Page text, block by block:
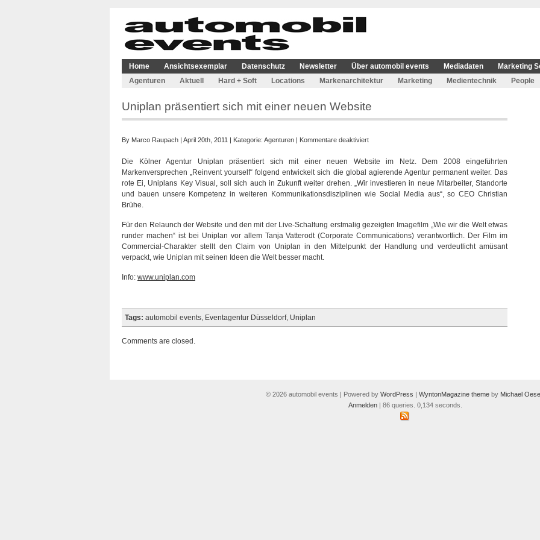
Home Ansichtsexemplar Datenschutz Newsletter Über automobil events Mediadaten
Marketing
Agenturen
Aktuell Hard + Soft Locations Markenarchitektur Marketing Medientechnik People
Uniplan präsentiert sich mit einer neuen Website
By Marco Raupach | April 20th, 2011 | Kategorie: Agenturen | Kommentare deaktiviertfür
präsentiert
sich
mit
einer
Die Kölner Agentur Uniplan präsentiert sich mit einer neuen Website im Netz. Dem 2008 eingeführten
Markenversprechen „Reinvent yourself“ folgend entwickelt sich die global agierende Agentur permanent weiter. Das
rote Ei, Uniplans Key Visual, soll sich auch in Zukunft weiter drehen. „Wir investieren in neue Mitarbeiter, Standorte
und bauen unsere Kompetenz in weiteren Kommunikationsdisziplinen wie Social Media aus“, so CEO Christian
Brühe.
Für den Relaunch der Website und den mit der Live-Schaltung erstmalig gezeigten Imagefilm „Wie wir die Welt etwas
runder machen“ ist bei Uniplan vor allem Tanja Vatterodt (Corporate Communications) verantwortlich. Der Film im
Commercial-Charakter stellt den Claim von Uniplan in den Mittelpunkt der Handlung und verdeutlicht amüsant
verpackt, wie Uniplan mit seinen Ideen die Welt besser macht.
Info: www.uniplan.com
Tags: automobil events, Eventagentur Düsseldorf, Uniplan
Comments are closed.
© 2026 automobil events | Powered by WordPress | WyntonMagazine theme by Michael
Anmelden| 86 queries. 0,134 seconds.